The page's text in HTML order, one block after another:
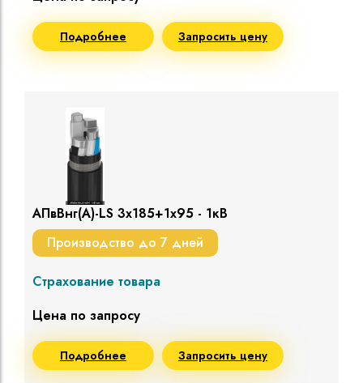
Подробнее Запросить цену
АПвВнг(A)-LS 3х185+1х95 - 1кВ
Производство до 7 дней
Страхование товара
Цена по запросу
Подробнее Запросить цену